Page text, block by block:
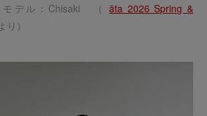
デル：Chisaki （āta 2026 Spring &
より）